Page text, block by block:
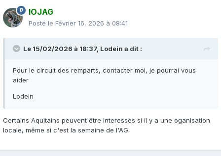
IOJAG
Posté le Février 16, 2026 à 08:41
Le 15/02/2026 à 18:37, Lodein a dit :
Pour le circuit des remparts, contacter moi, je pourrai vous
aider
Lodein
Certains Aquitains peuvent être interessés si il y a une oganisation
locale, même si c'est la semaine de l'AG.